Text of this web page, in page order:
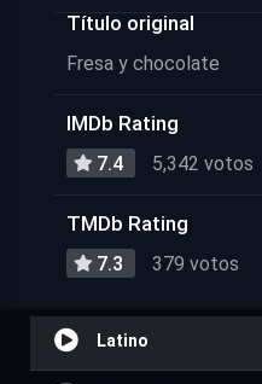
Título original
Fresa y chocolate
IMDb Rating
7.4 5,342 votos
TMDb Rating
7.3 379 votos
Latino